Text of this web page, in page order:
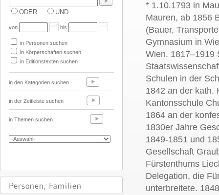
ODER UND
von bis
in Personen suchen
in Körperschaften suchen
in Editionstexten suchen
in den Kategorien suchen
in der Zeitleiste suchen
in Themen suchen
* 1.10.1793 in
Mauren, ab 1856
(Bauer,
Gymnasium in
Wien. 1817–1919
Schulen in der
1842 an der kath.
Kantonsschule
1864 an der
1830er Jahre
1849-1851 und
Gesellschaft
Fürstenthums
Delegation, die
unterbreitete.